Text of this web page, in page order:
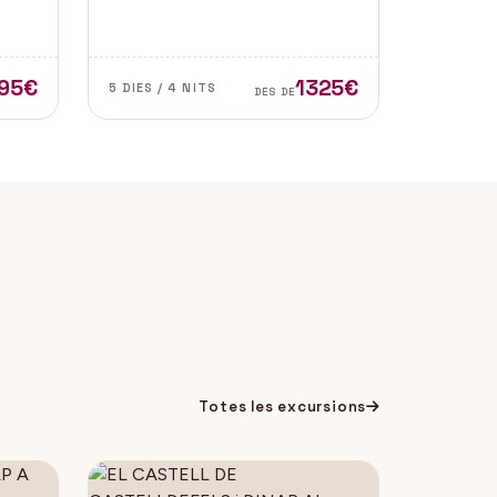
especialment a les províncies de
Cadis i Màlaga. Vens amb
nosaltres?
5 DIES / 4 NITS DES DE1325€
Totes les excursions